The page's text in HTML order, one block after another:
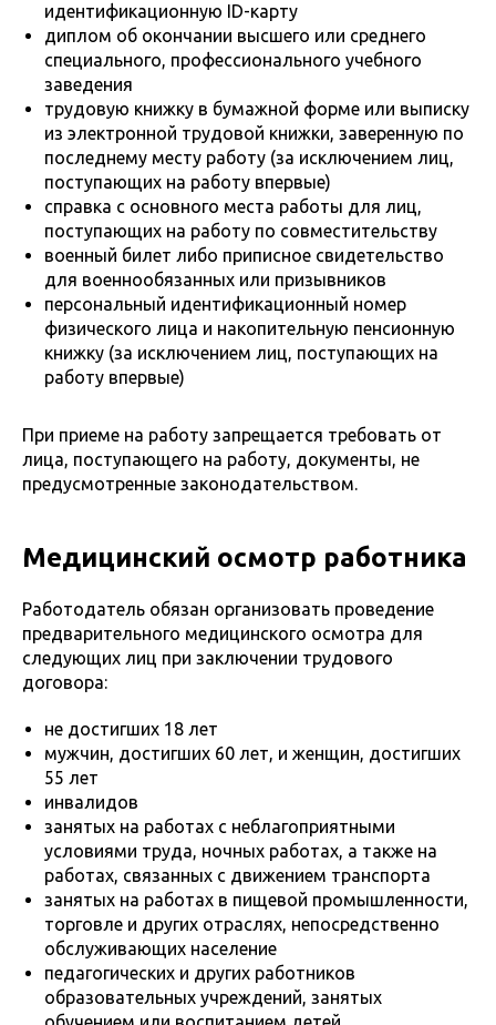
идентификационную ID-карту
диплом об окончании высшего или среднего
специального, профессионального учебного
заведения
трудовую книжку в бумажной форме или выписку
из электронной трудовой книжки, заверенную по
последнему месту работу (за исключением лиц,
поступающих на работу впервые)
справка с основного места работы для лиц,
поступающих на работу по совместительству
военный билет либо приписное свидетельство
для военнообязанных или призывников
персональный идентификационный номер
физического лица и накопительную пенсионную
книжку (за исключением лиц, поступающих на
работу впервые)
При приеме на работу запрещается требовать от
лица, поступающего на работу, документы, не
предусмотренные законодательством.
Медицинский осмотр работника
Работодатель обязан организовать проведение
предварительного медицинского осмотра для
следующих лиц при заключении трудового
договора:
не достигших 18 лет
мужчин, достигших 60 лет, и женщин, достигших
55 лет
инвалидов
занятых на работах с неблагоприятными
условиями труда, ночных работах, а также на
работах, связанных с движением транспорта
занятых на работах в пищевой промышленности,
торговле и других отраслях, непосредственно
обслуживающих население
педагогических и других работников
образовательных учреждений, занятых